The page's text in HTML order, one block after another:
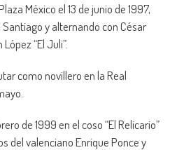
México el 13 de junio de 1997,
Santiago y alternando con César
“El Juli”.
como novillero en la Real
de 1999 en el coso “El Relicario”
del valenciano Enrique Ponce y